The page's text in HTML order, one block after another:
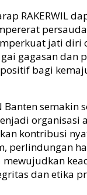
RAKERWIL
jati diri
gagasan dan
bagi
Banten semakin
organisasi
kontribusi
perlindungan
mewujudkan
dan etika